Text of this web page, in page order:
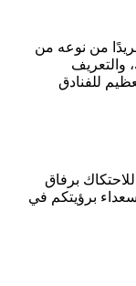
من نوعه من
والتعريف
للفنادق
برفاق
برؤيتكم في